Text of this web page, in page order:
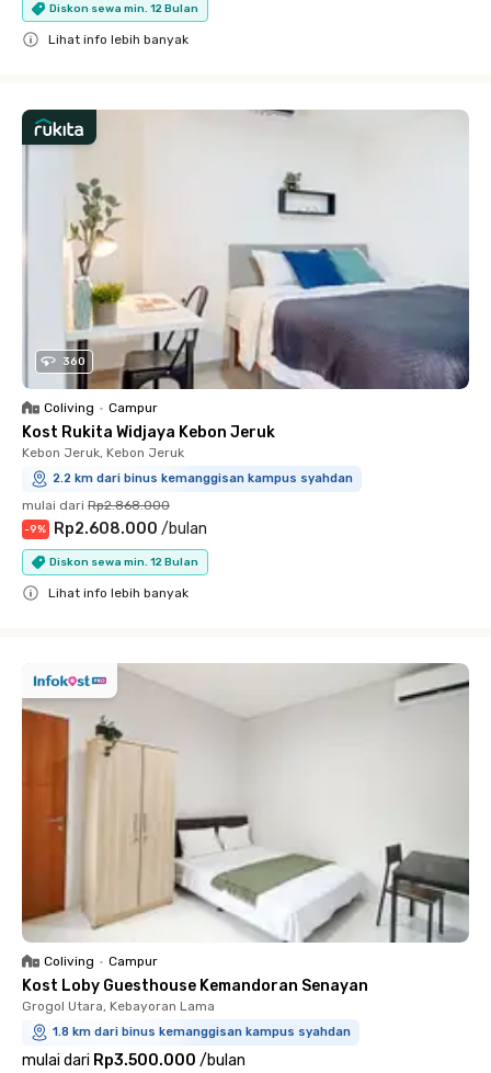
Diskon sewa min. 12 Bulan
Lihat info lebih banyak
360
Coliving • Campur
Kost Rukita Widjaya Kebon Jeruk
Kebon Jeruk, Kebon Jeruk
2.2 km dari binus kemanggisan kampus syahdan
mulai dari Rp2.868.000
-9% Rp2.608.000 /bulan
Diskon sewa min. 12 Bulan
Lihat info lebih banyak
Coliving • Campur
Kost Loby Guesthouse Kemandoran Senayan
Grogol Utara, Kebayoran Lama
1.8 km dari binus kemanggisan kampus syahdan
mulai dari Rp3.500.000 /bulan